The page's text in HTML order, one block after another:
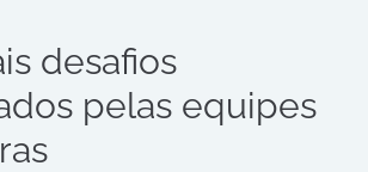
desafios
pelas equipes